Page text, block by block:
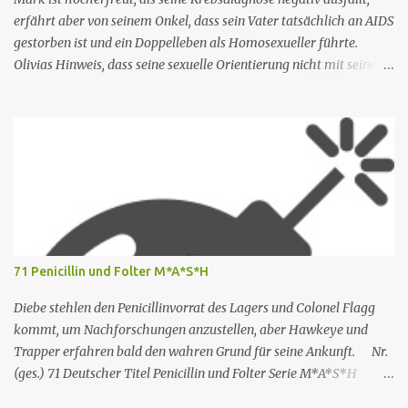
erfährt aber von seinem Onkel, dass sein Vater tatsächlich an AIDS
gestorben ist und ein Doppelleben als Homosexueller führte.
Olivias Hinweis, dass seine sexuelle Orientierung nicht mit seiner
Buchungsfehlers zurechtzuweisen. Rachel erwägt, einen neuen
Schreibauftrag anzunehmen, aber Shane besteht darauf, dass sie
nicht mehr arbeiten darf. Rachel trifft sich mit Nicole, die ihr rät,
ihre Unabhängigkeit zu bewahren. Nr. (ges.) 2 Deutscher Titel Ein
neuer Tag Serie The White Lotus Staffel Staffel 1 Nr. (St.) 2
Original­titel New Day Regie Mike White Drehbuch Mike White
Erstaus­strahlung USA 18. Juli 2021 Deutsch­sprachige Erstaus­
Rachel einen Zeitschriftenartikel geschrieben hat, in dem sie sie
erwähnt, kritisiert Nicole Rachels Arbeit,...
71 Penicillin und Folter M*A*S*H
Diebe stehlen den Penicillinvorrat des Lagers und Colonel Flagg
kommt, um Nachforschungen anzustellen, aber Hawkeye und
Trapper erfahren bald den wahren Grund für seine Ankunft. Nr.
(ges.) 71 Deutscher Titel Penicillin und Folter Serie M*A*S*H